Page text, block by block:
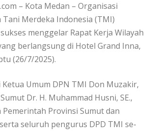
– Kota Medan – Organisasi
Tani Merdeka Indonesia (TMI)
menggelar Rapat Kerja Wilayah
berlangsung di Hotel Grand Inna,
(26/7/2025).
Umum DPN TMI Don Muzakir,
Dr. H. Muhammad Husni, SE.,
Pemerintah Provinsi Sumut dan
seluruh pengurus DPD TMI se-